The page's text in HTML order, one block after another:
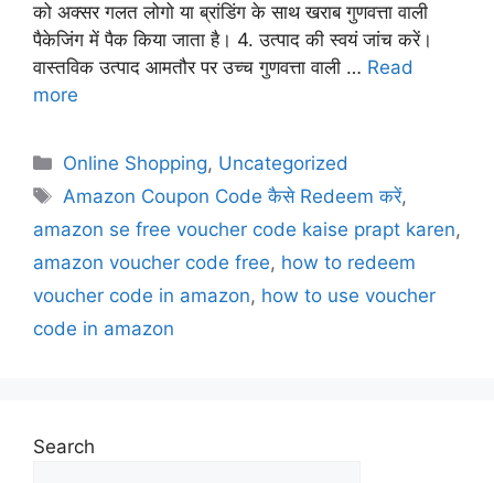
को अक्सर गलत लोगो या ब्रांडिंग के साथ खराब गुणवत्ता वाली
पैकेजिंग में पैक किया जाता है। 4. उत्पाद की स्वयं जांच करें।
वास्तविक उत्पाद आमतौर पर उच्च गुणवत्ता वाली … Read
more
Online Shopping, Uncategorized
Amazon Coupon Code कैसे Redeem करें,
amazon se free voucher code kaise prapt karen,
amazon voucher code free, how to redeem
voucher code in amazon, how to use voucher
code in amazon
Search